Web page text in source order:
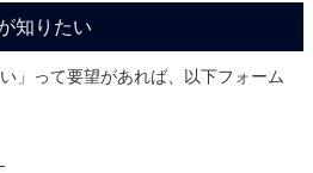
知りたい
」って要望があれば、以下フォーム